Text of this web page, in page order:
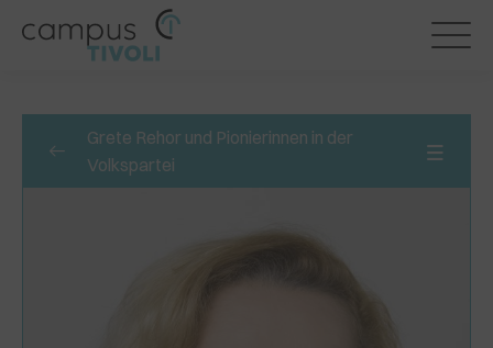
Grete Rehor und Pionierinnen in der
Volkspartei